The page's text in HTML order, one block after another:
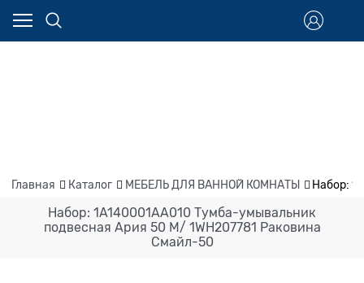
Главная Каталог МЕБЕЛЬ ДЛЯ ВАННОЙ КОМНАТЫ Набор:
Набор: 1A140001AA010 Тумба-умывальник
подвесная Ария 50 М/ 1WH207781 Раковина
Смайл-50